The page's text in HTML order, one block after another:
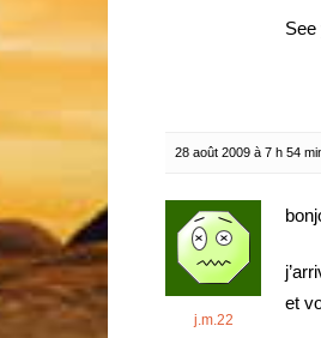
See
28 août 2009 à 7 h 54
j.m.22
et